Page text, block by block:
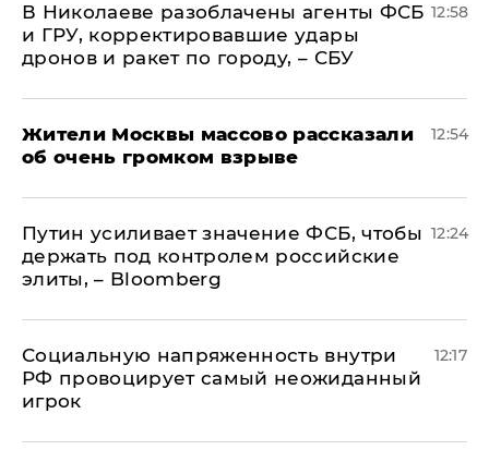
В Николаеве разоблачены агенты ФСБ
и ГРУ, корректировавшие удары
дронов и ракет по городу, – СБУ
12:58
Жители Москвы массово рассказали
об очень громком взрыве
12:54
Путин усиливает значение ФСБ, чтобы
держать под контролем российские
элиты, – Bloomberg
12:24
Социальную напряженность внутри
РФ провоцирует самый неожиданный
игрок
12:17